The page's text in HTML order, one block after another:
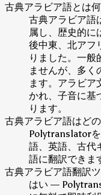
古典アラビア語とは
古典アラビア語
属し、歴史的に
後中東、北アフ
りました。一般
ませんが、多く
ます。アラビア
かれ、子音に基
ります。
古典アラビア語はど
Polytranslator
語、英語、古代
語に翻訳できま
古典アラビア語翻訳
はい —